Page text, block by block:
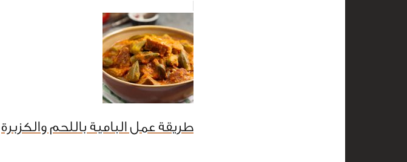
طريقة عمل البامية باللحم والكزبرة